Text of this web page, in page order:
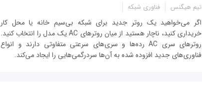
تیم هیگنس فناوری شبکه
اگر می‌خواهید یک روتر جدید برای شبکه بی‌سیم خانه یا محل کار
خریداری کنید، ناچار هستید از میان روترهای AC یک مدل را انتخاب کنید.
روترهای سری AC رده‌ها و سری‌های سرعتی متفاوتی دارند و انواع
فناوری‌های جدید افزوده شده به آن‌ها سردرگمی‌هایی را ایجاد می‌کند.